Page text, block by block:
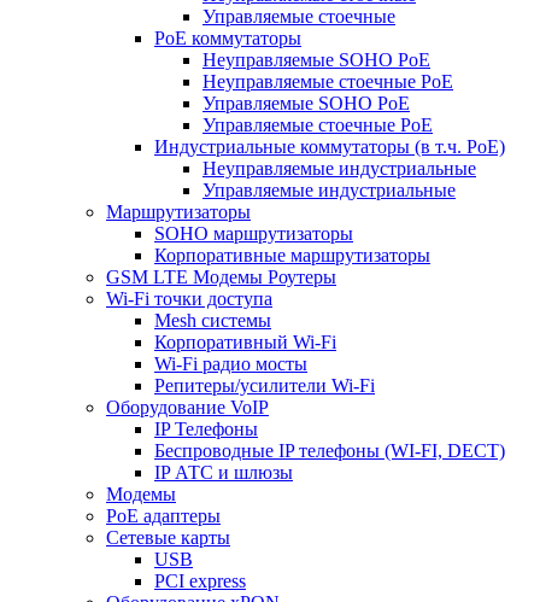
Управляемые стоечные
PoE коммутаторы
Неуправляемые SOHO PoE
Неуправляемые стоечные PoE
Управляемые SOHO PoE
Управляемые стоечные PoE
Индустриальные коммутаторы (в т.ч. РоЕ)
Неуправляемые индустриальные
Управляемые индустриальные
Маршрутизаторы
SOHO маршрутизаторы
Корпоративные маршрутизаторы
GSM LTE Модемы Роутеры
Wi-Fi точки доступа
Mesh системы
Корпоративный Wi-Fi
Wi-Fi радио мосты
Репитеры/усилители Wi-Fi
Оборудование VoIP
IP Телефоны
Беспроводные IP телефоны (WI-FI, DECT)
IP АТС и шлюзы
Модемы
PoE адаптеры
Сетевые карты
USB
PCI express